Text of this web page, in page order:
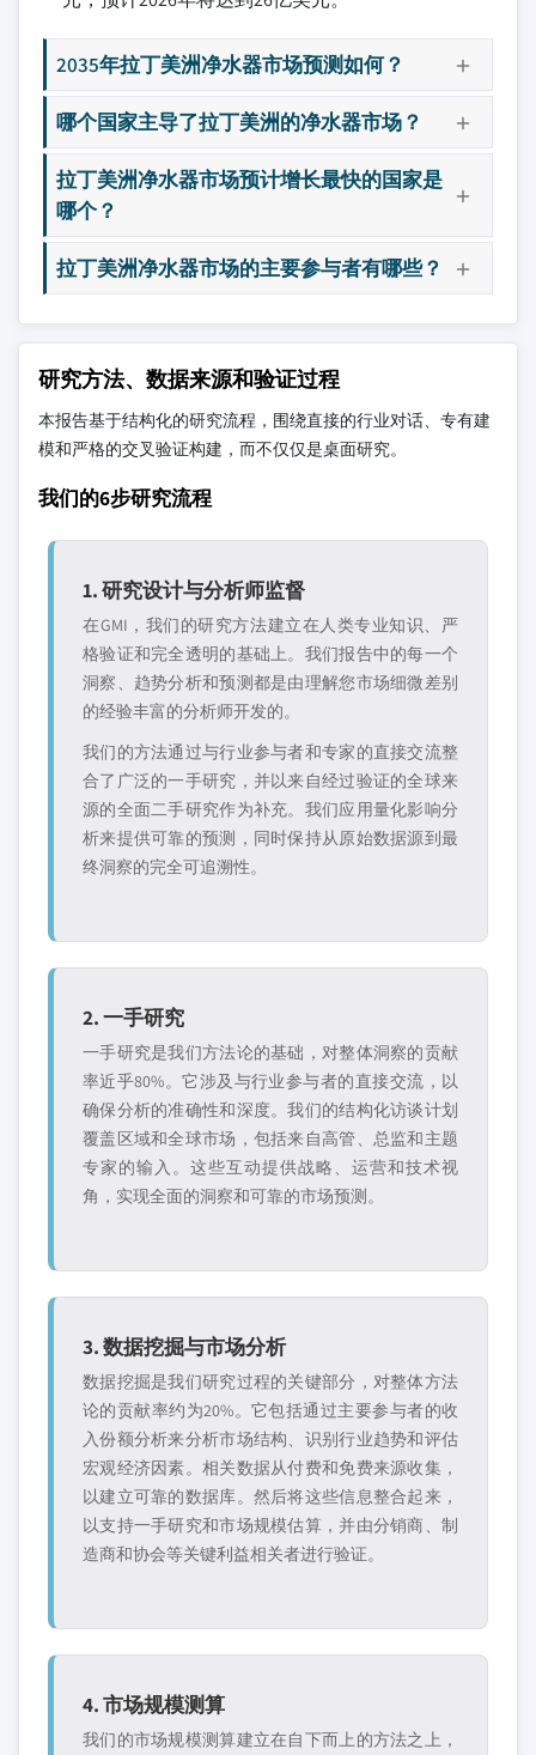
2035年拉丁美洲净水器市场预测如何？
哪个国家主导了拉丁美洲的净水器市场？
拉丁美洲净水器市场预计增长最快的国家是
哪个？
拉丁美洲净水器市场的主要参与者有哪些？
研究方法、数据来源和验证过程
本报告基于结构化的研究流程，围绕直接的行业对话、专有建
模和严格的交叉验证构建，而不仅仅是桌面研究。
我们的6步研究流程
1. 研究设计与分析师监督
在GMI，我们的研究方法建立在人类专业知识、严
格验证和完全透明的基础上。我们报告中的每一个
洞察、趋势分析和预测都是由理解您市场细微差别
的经验丰富的分析师开发的。
我们的方法通过与行业参与者和专家的直接交流整
合了广泛的一手研究，并以来自经过验证的全球来
源的全面二手研究作为补充。我们应用量化影响分
析来提供可靠的预测，同时保持从原始数据源到最
终洞察的完全可追溯性。
2. 一手研究
一手研究是我们方法论的基础，对整体洞察的贡献
率近乎80%。它涉及与行业参与者的直接交流，以
确保分析的准确性和深度。我们的结构化访谈计划
覆盖区域和全球市场，包括来自高管、总监和主题
专家的输入。这些互动提供战略、运营和技术视
角，实现全面的洞察和可靠的市场预测。
3. 数据挖掘与市场分析
数据挖掘是我们研究过程的关键部分，对整体方法
论的贡献率约为20%。它包括通过主要参与者的收
入份额分析来分析市场结构、识别行业趋势和评估
宏观经济因素。相关数据从付费和免费来源收集，
以建立可靠的数据库。然后将这些信息整合起来，
以支持一手研究和市场规模估算，并由分销商、制
造商和协会等关键利益相关者进行验证。
4. 市场规模测算
我们的市场规模测算建立在自下而上的方法之上，